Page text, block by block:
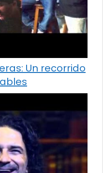
Un recorrido